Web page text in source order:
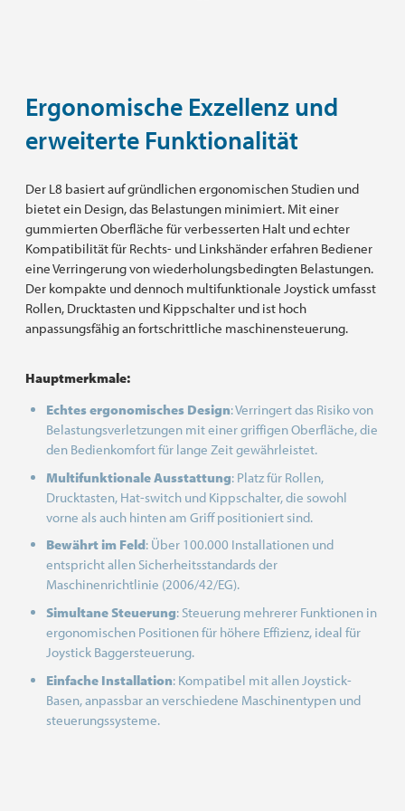
Ergonomische Exzellenz und
erweiterte Funktionalität
Der L8 basiert auf gründlichen ergonomischen Studien und
bietet ein Design, das Belastungen minimiert. Mit einer
gummierten Oberfläche für verbesserten Halt und echter
Kompatibilität für Rechts- und Linkshänder erfahren Bediener
eine Verringerung von wiederholungsbedingten Belastungen.
Der kompakte und dennoch multifunktionale Joystick umfasst
Rollen, Drucktasten und Kippschalter und ist hoch
anpassungsfähig an fortschrittliche maschinensteuerung.
Hauptmerkmale:
Echtes ergonomisches Design: Verringert das Risiko von
Belastungsverletzungen mit einer griffigen Oberfläche, die
den Bedienkomfort für lange Zeit gewährleistet.
Multifunktionale Ausstattung: Platz für Rollen,
Drucktasten, Hat-switch und Kippschalter, die sowohl
vorne als auch hinten am Griff positioniert sind.
Bewährt im Feld: Über 100.000 Installationen und
entspricht allen Sicherheitsstandards der
Maschinenrichtlinie (2006/42/EG).
Simultane Steuerung: Steuerung mehrerer Funktionen in
ergonomischen Positionen für höhere Effizienz, ideal für
Joystick Baggersteuerung.
Einfache Installation: Kompatibel mit allen Joystick-
Basen, anpassbar an verschiedene Maschinentypen und
steuerungssysteme.